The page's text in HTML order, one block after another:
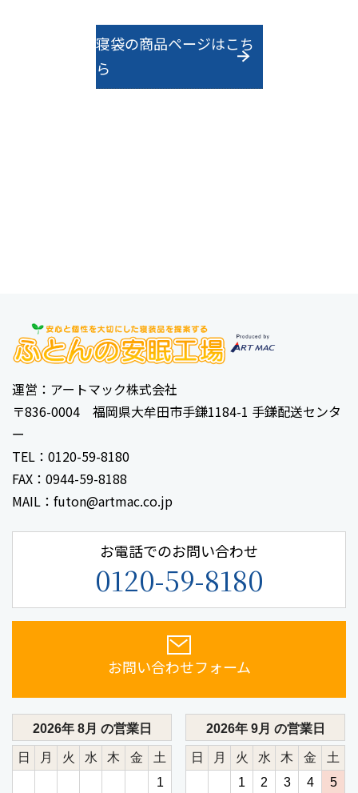
寝袋の商品ページはこち
ら
運営：アートマック株式会社
〒836-0004 福岡県大牟田市手鎌1184-1 手鎌配送センタ
ー
TEL：0120-59-8180
FAX：0944-59-8188
MAIL：futon@artmac.co.jp
お電話でのお問い合わせ
0120-59-8180
お問い合わせフォーム